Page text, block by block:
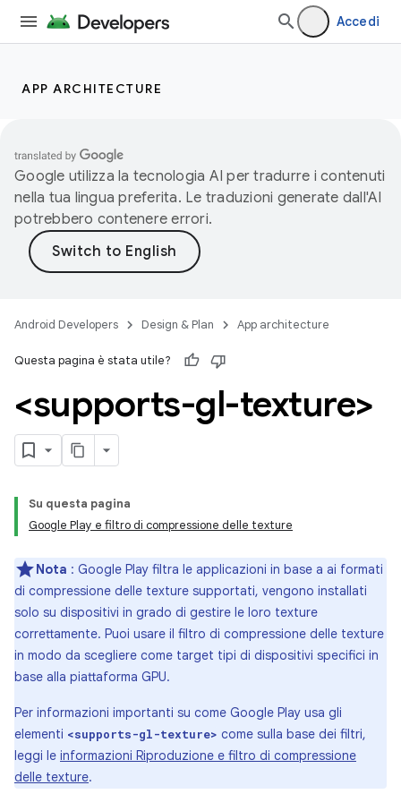
Accedi
APP ARCHITECTURE
Google utilizza la tecnologia AI per tradurre i contenuti
nella tua lingua preferita. Le traduzioni generate dall'AI
potrebbero contenere errori.
Android Developers Design & Plan App architecture
Questa pagina è stata utile?
<supports-gl-texture>
Su questa pagina
Google Play e filtro di compressione delle texture
Nota : Google Play filtra le applicazioni in base a ai formati
di compressione delle texture supportati, vengono installati
solo su dispositivi in grado di gestire le loro texture
correttamente. Puoi usare il filtro di compressione delle texture
in modo da scegliere come target tipi di dispositivi specifici in
base alla piattaforma GPU.
Per informazioni importanti su come Google Play usa gli
elementi <supports-gl-texture> come sulla base dei filtri,
leggi le informazioni Riproduzione e filtro di compressione
delle texture.